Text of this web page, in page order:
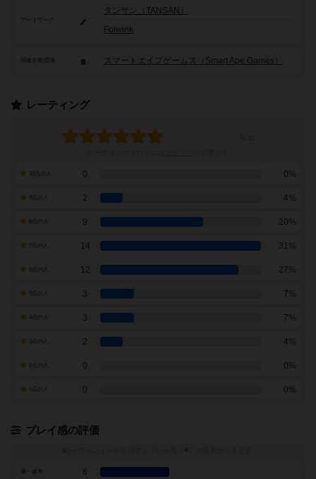
アートワーク
タンサン（TANSAN）
Folwink
スマートエイプゲームス（Smart Ape Games）
レーティング
0 0%
2 4%
9 20%
7点の人 14 31%
12 27%
3 7%
3 7%
2 4%
0 0%
0 0%
プレイ感の評価
※
6